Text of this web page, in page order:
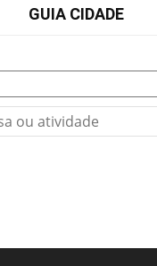
GUIA CIDADE